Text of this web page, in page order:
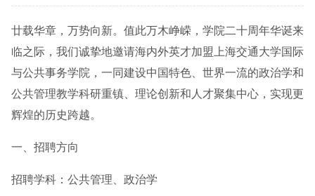
廿载华章，万势向新。值此万木峥嵘，学院二十周年华诞来
临之际，我们诚挚地邀请海内外英才加盟上海交通大学国际
与公共事务学院，一同建设中国特色、世界一流的政治学和
公共管理教学科研重镇、理论创新和人才聚集中心，实现更
辉煌的历史跨越。
一、招聘方向
招聘学科：公共管理、政治学